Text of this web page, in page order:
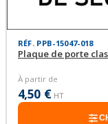
RÉF. PPB-15047-018
Plaque de porte
À partir de
4,50 € HT